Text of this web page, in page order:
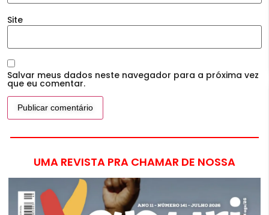
Site
Salvar meus dados neste navegador para a próxima vez
que eu comentar.
UMA REVISTA PRA CHAMAR DE NOSSA